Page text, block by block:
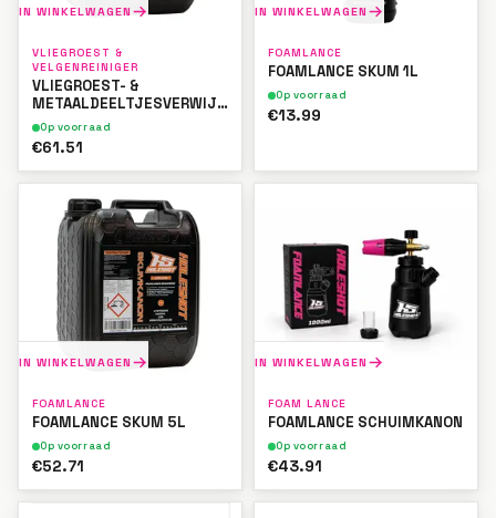
IN WINKELWAGEN
VLIEGROEST &
VELGENREINIGER
VLIEGROEST- &
METAALDEELTJESVERWIJDERAAR
5LOp voorraad
€61.51
IN WINKELWAGEN
FOAMLANCE
FOAMLANCE SKUM 1L
Op voorraad
€13.99
IN WINKELWAGEN
FOAMLANCE
FOAMLANCE SKUM 5L
Op voorraad
€52.71
IN WINKELWAGEN
FOAM LANCE
FOAMLANCE SCHUIMKANON
Op voorraad
€43.91